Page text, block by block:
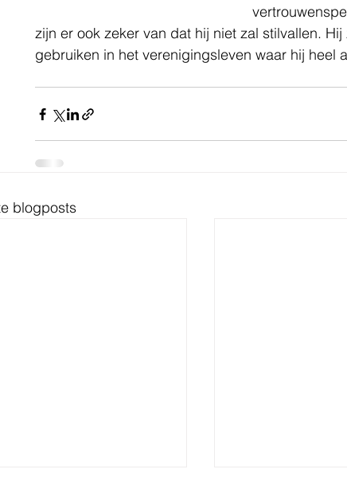
zijn er ook zeker van dat hij niet zal stilvallen.
gebruiken in het verenigingsleven waar hij heel
blogposts